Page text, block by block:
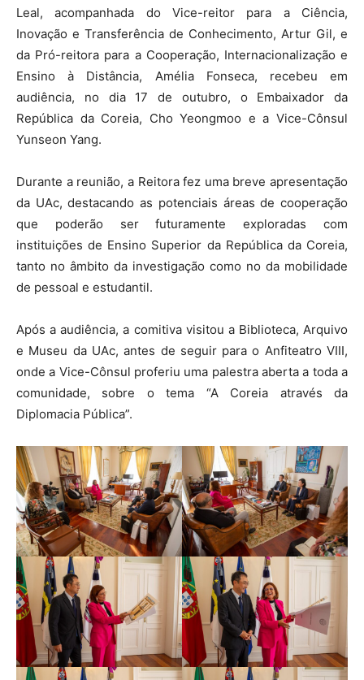
Leal, acompanhada do Vice-reitor para a Ciência,
Inovação e Transferência de Conhecimento, Artur Gil, e
da Pró-reitora para a Cooperação, Internacionalização e
Ensino à Distância, Amélia Fonseca, recebeu em
audiência, no dia 17 de outubro, o Embaixador da
República da Coreia, Cho Yeongmoo e a Vice-Cônsul
Yunseon Yang.
Durante a reunião, a Reitora fez uma breve apresentação
da UAc, destacando as potenciais áreas de cooperação
que poderão ser futuramente exploradas com
instituições de Ensino Superior da República da Coreia,
tanto no âmbito da investigação como no da mobilidade
de pessoal e estudantil.
Após a audiência, a comitiva visitou a Biblioteca, Arquivo
e Museu da UAc, antes de seguir para o Anfiteatro VIII,
onde a Vice-Cônsul proferiu uma palestra aberta a toda a
comunidade, sobre o tema “A Coreia através da
Diplomacia Pública”.